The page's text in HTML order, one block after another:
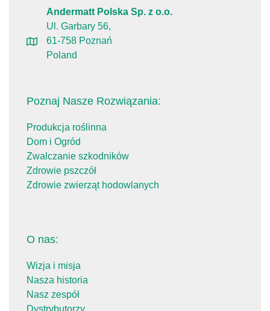
Andermatt Polska Sp. z o.o.
Ul. Garbary 56,
61-758 Poznań
Poland
Poznaj Nasze Rozwiązania:
Produkcja roślinna
Dom i Ogród
Zwalczanie szkodników
Zdrowie pszczół
Zdrowie zwierząt hodowlanych
O nas:
Wizja i misja
Nasza historia
Nasz zespół
Dystrybutorzy